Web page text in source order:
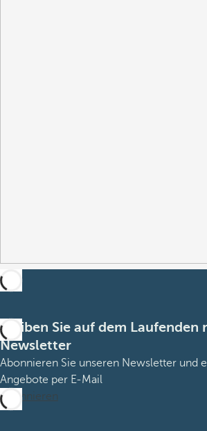
Bleiben Sie auf dem Laufenden
Newsletter
Abonnieren Sie unseren Newsletter und
Angebote per E-Mail
Abonnieren